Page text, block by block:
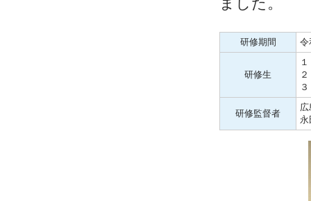
研修期間 令
研修生
研修監督者